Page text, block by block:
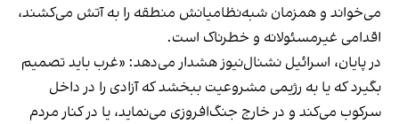
می‌خواند و همزمان شبه‌نظامیانش منطقه را به آتش می‌کشند،
اقدامی غیرمسئولانه و خطرناک است.
در پایان، اسرائیل نشنال‌نیوز هشدار می‌دهد: «غرب باید تصمیم
بگیرد که یا به رژیمی مشروعیت ببخشد که آزادی را در داخل
سرکوب می‌کند و در خارج جنگ‌افروزی می‌نماید، یا در کنار مردم